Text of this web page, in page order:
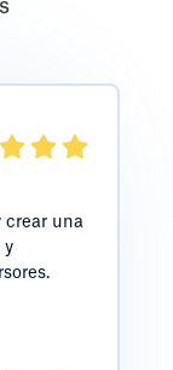
crear una
y